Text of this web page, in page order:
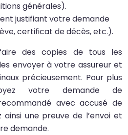
générales).
justifiant votre demande
certificat de décès, etc.).
des copies de tous les
envoyer à votre assureur et
précieusement. Pour plus
votre demande de
avec accusé de
ainsi une preuve de l’envoi et
demande.